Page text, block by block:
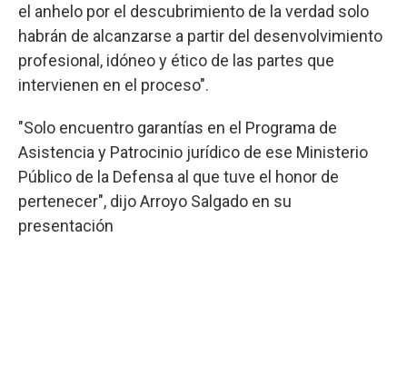
el anhelo por el descubrimiento de la verdad solo
habrán de alcanzarse a partir del desenvolvimiento
profesional, idóneo y ético de las partes que
intervienen en el proceso".
"Solo encuentro garantías en el Programa de
Asistencia y Patrocinio jurídico de ese Ministerio
Público de la Defensa al que tuve el honor de
pertenecer", dijo Arroyo Salgado en su
presentación